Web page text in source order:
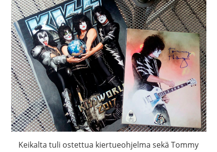
Keikalta tuli ostettua kiertueohjelma sekä Tommy